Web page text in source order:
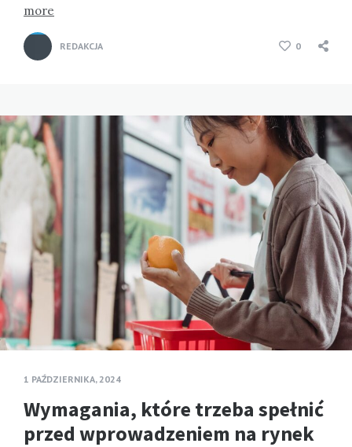
more
REDAKCJA 0
1 PAŹDZIERNIKA, 2024
Wymagania, które trzeba spełnić
przed wprowadzeniem na rynek